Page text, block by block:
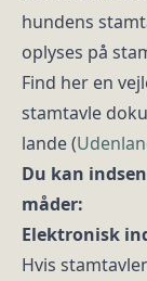
hundens
oplyses på
Find her en
stamtavle
lande (
Du kan
måder:
Elektronisk
Hvis